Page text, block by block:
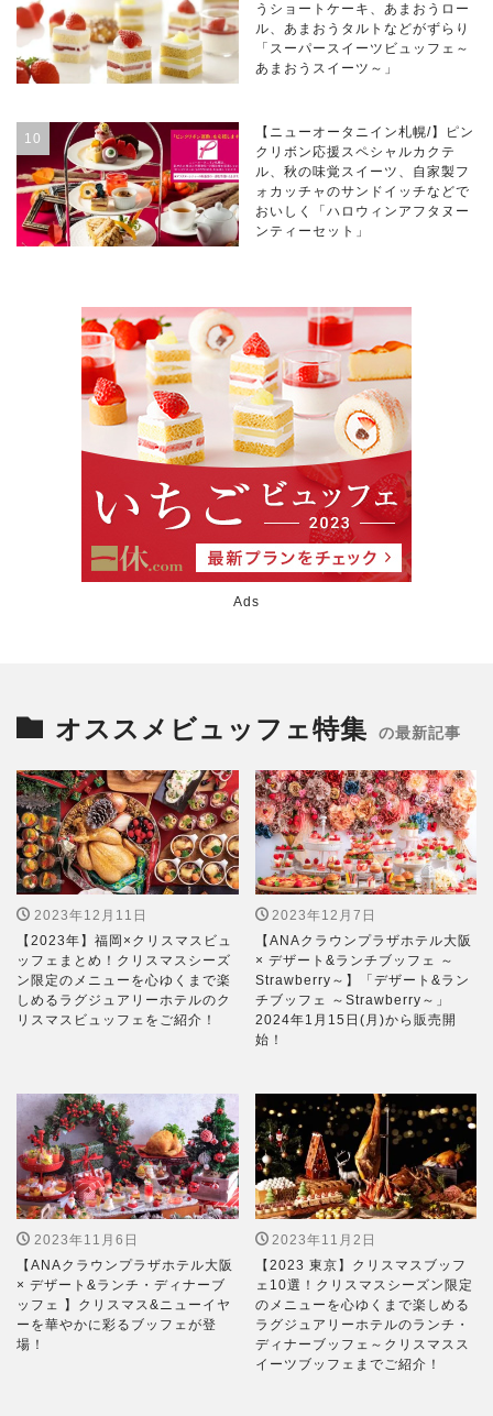
うショートケーキ、あまおうロー
ル、あまおうタルトなどがずらり
「スーパースイーツビュッフェ～
あまおうスイーツ～」
【ニューオータニイン札幌/】ピン
クリボン応援スペシャルカクテ
ル、秋の味覚スイーツ、自家製フ
ォカッチャのサンドイッチなどで
おいしく「ハロウィンアフタヌー
ンティーセット」
Ads
オススメビュッフェ特集 の最新記事
2023年12月11日
【2023年】福岡×クリスマスビュ
ッフェまとめ！クリスマスシーズ
ン限定のメニューを心ゆくまで楽
しめるラグジュアリーホテルのク
リスマスビュッフェをご紹介！
2023年12月7日
【ANAクラウンプラザホテル大阪
× デザート&ランチブッフェ ～
Strawberry～】「デザート&ラン
チブッフェ ～Strawberry～」
2024年1月15日(月)から販売開
始！
2023年11月6日
【ANAクラウンプラザホテル大阪
× デザート&ランチ・ディナーブ
ッフェ 】クリスマス&ニューイヤ
ーを華やかに彩るブッフェが登
場！
2023年11月2日
【2023 東京】クリスマスブッフ
ェ10選！クリスマスシーズン限定
のメニューを心ゆくまで楽しめる
ラグジュアリーホテルのランチ・
ディナーブッフェ～クリスマスス
イーツブッフェまでご紹介！